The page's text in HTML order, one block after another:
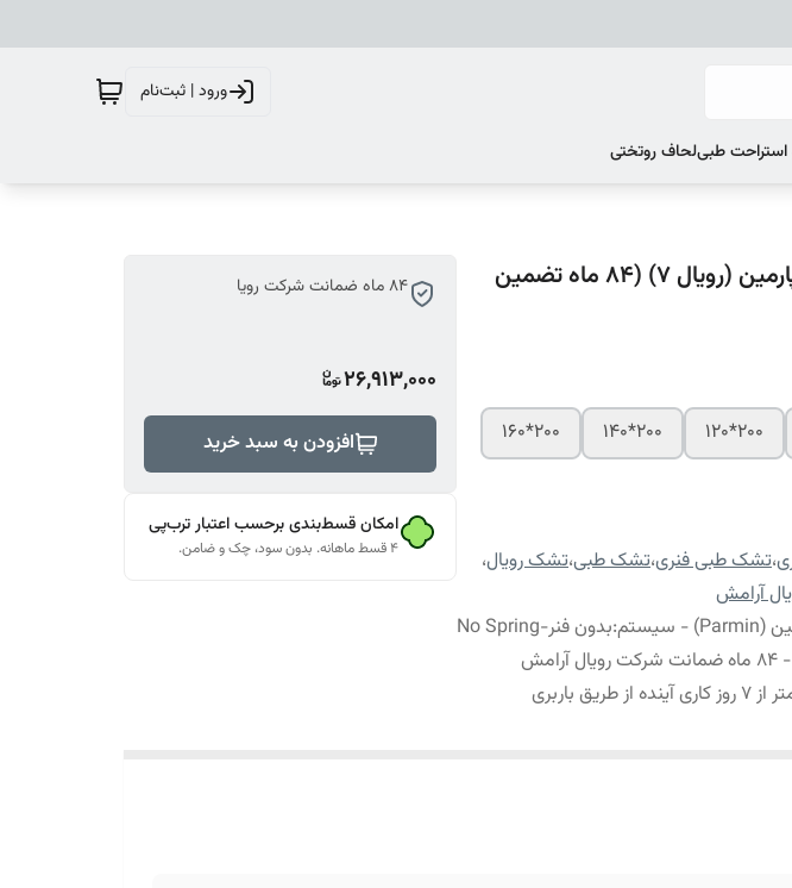
ورود | ثبت‌نام
استراحت طبیلحاف روتختی
تشک تخت رویال آرامش مدل پارمین (رویال 7) (84 ماه تضمین
200*120
200*140
200*160
،تشک طبی فنری،تشک طبی،تشک رویال،
آرامش
تشک رویال آرامش مدل پارمین (Parmin) - سیستم:بدون فنر-No Spring
باربری
84 ماه ضمانت شرکت رویا
26,913,000
افزودن به سبد خرید
امکان قسط‌بندی برحسب اعتبار ترب‌پی
۴ قسط ماهانه. بدون سود، چک و ضامن.